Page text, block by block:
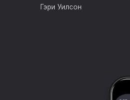
зависимости
Гэри Уилсон